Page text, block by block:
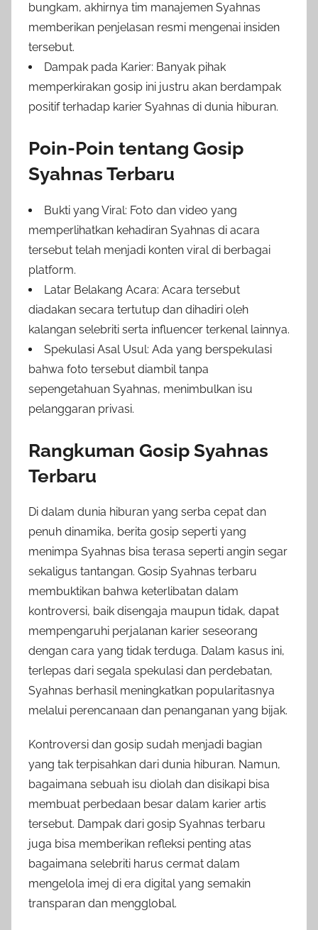
bungkam, akhirnya tim manajemen Syahnas
memberikan penjelasan resmi mengenai insiden
tersebut.
Dampak pada Karier: Banyak pihak
memperkirakan gosip ini justru akan berdampak
positif terhadap karier Syahnas di dunia hiburan.
Poin-Poin tentang Gosip
Syahnas Terbaru
Bukti yang Viral: Foto dan video yang
memperlihatkan kehadiran Syahnas di acara
tersebut telah menjadi konten viral di berbagai
platform.
Latar Belakang Acara: Acara tersebut
diadakan secara tertutup dan dihadiri oleh
kalangan selebriti serta influencer terkenal lainnya.
Spekulasi Asal Usul: Ada yang berspekulasi
bahwa foto tersebut diambil tanpa
sepengetahuan Syahnas, menimbulkan isu
pelanggaran privasi.
Rangkuman Gosip Syahnas
Terbaru
Di dalam dunia hiburan yang serba cepat dan
penuh dinamika, berita gosip seperti yang
menimpa Syahnas bisa terasa seperti angin segar
sekaligus tantangan. Gosip Syahnas terbaru
membuktikan bahwa keterlibatan dalam
kontroversi, baik disengaja maupun tidak, dapat
mempengaruhi perjalanan karier seseorang
dengan cara yang tidak terduga. Dalam kasus ini,
terlepas dari segala spekulasi dan perdebatan,
Syahnas berhasil meningkatkan popularitasnya
melalui perencanaan dan penanganan yang bijak.
Kontroversi dan gosip sudah menjadi bagian
yang tak terpisahkan dari dunia hiburan. Namun,
bagaimana sebuah isu diolah dan disikapi bisa
membuat perbedaan besar dalam karier artis
tersebut. Dampak dari gosip Syahnas terbaru
juga bisa memberikan refleksi penting atas
bagaimana selebriti harus cermat dalam
mengelola imej di era digital yang semakin
transparan dan mengglobal.